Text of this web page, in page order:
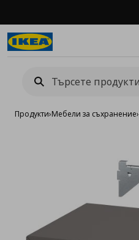
Продукти›Мебели за съхранение›